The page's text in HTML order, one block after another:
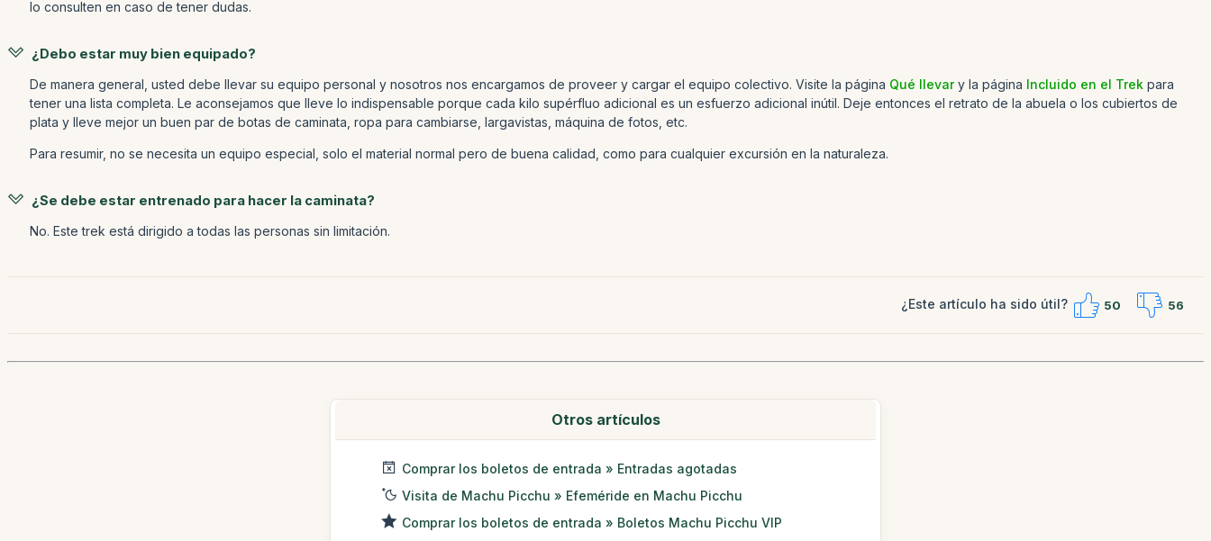
lo consulten en caso de tener dudas.
¿Debo estar muy bien equipado?
De manera general, usted debe llevar su equipo personal y nosotros nos encargamos de proveer y cargar el equipo colectivo. Visite la página Qué llevary la página Incluido en el Trek para
tener una lista completa. Le aconsejamos que lleve lo indispensable porque cada kilo supérfluo adicional es un esfuerzo adicional inútil. Deje entonces el retrato de la abuela o los cubiertos de
plata y lleve mejor un buen par de botas de caminata, ropa para cambiarse, largavistas, máquina de fotos, etc.
Para resumir, no se necesita un equipo especial, solo el material normal pero de buena calidad, como para cualquier excursión en la naturaleza.
¿Se debe estar entrenado para hacer la caminata?
No. Este trek está dirigido a todas las personas sin limitación.
¿Este artículo ha sido útil? 50 56
Otros artículos
Comprar los boletos de entrada » Entradas agotadas
Visita de Machu Picchu » Efeméride en Machu Picchu
Comprar los boletos de entrada » Boletos Machu Picchu VIP